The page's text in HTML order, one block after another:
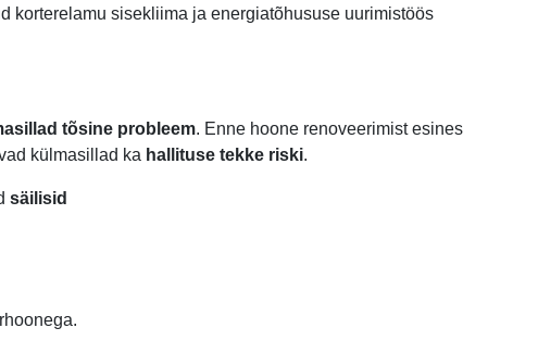
korterelamu sisekliima ja energiatõhususe uurimistöös
tõsine probleem. Enne hoone renoveerimist esines
külmasillad ka hallituse tekke riski.
säilisid